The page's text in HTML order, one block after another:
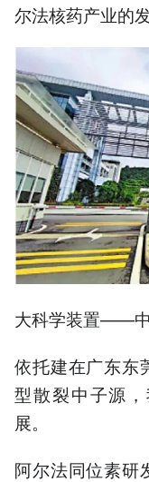
尔法核药产业的发
大科学装置——
依托建在广东东
型散裂中子源
展。
阿尔法同位素研